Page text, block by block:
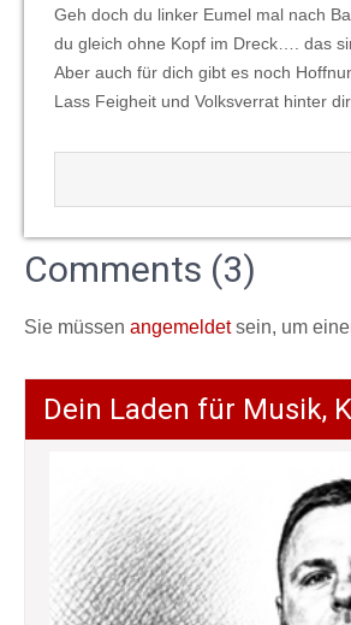
Geh doch du linker Eumel mal nach
du gleich ohne Kopf im Dreck…. das
Aber auch für dich gibt es noch
Lass Feigheit und Volksverrat hinter
Comments (3)
Sie müssen angemeldetsein, um
Dein Laden für Musik,